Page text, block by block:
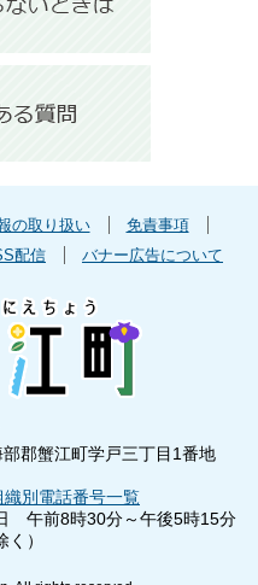
の取り扱い
免責事項
配信 バナー広告について
郡蟹江町学戸三丁目1番地
織別電話番号一覧
午前8時30分～午後5時15分
）